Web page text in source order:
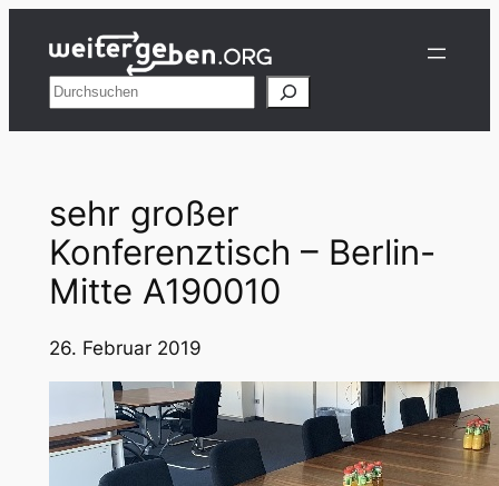
Inhalt
springenSuchen
sehr großer
Konferenztisch – Berlin-
Mitte A190010
26. Februar 2019